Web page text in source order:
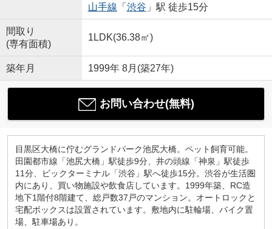
山手線 「 渋谷 」駅 徒歩15分
間取り
(専有面積)
1LDK(36.38㎡)
築年月 1999年 8月(築27年)
お問い合わせ(無料)
目黒区大橋に佇むグランドパーク池尻大橋。ペット飼育可能。
田園都市線「池尻大橋」駅徒歩9分、井の頭線「神泉」駅徒歩
11分、ビックターミナル「渋谷」駅へ徒歩15分。渋谷が生活圏
内にあり、買い物施設や飲食店しています。1999年築、RC造
地下1階付8階建て、総戸数37戸のマンション。オートロックと
宅配ボックスは設置されています。敷地内に駐輪場、バイク置
場、駐車場あり。